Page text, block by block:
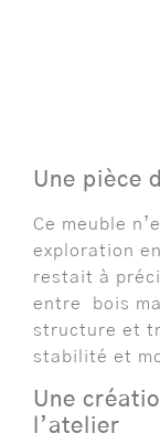
Une pièce
Ce meuble
exploration
restait à
entre bois
structure et
stabilité et
Une
l’atelier